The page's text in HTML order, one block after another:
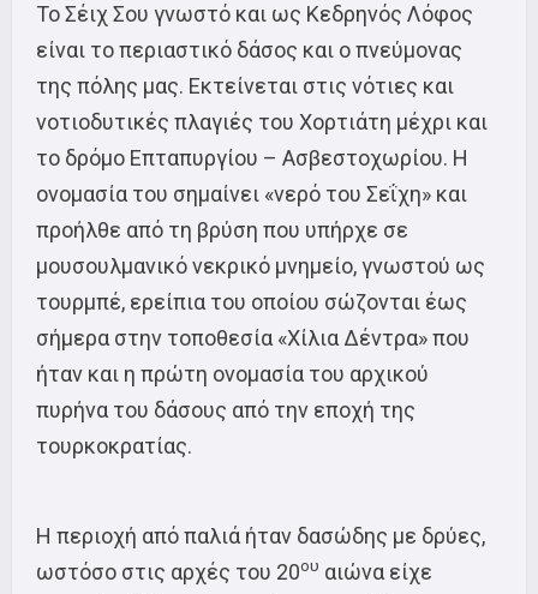
Το Σέιχ Σου γνωστό και ως Κεδρηνός Λόφος
είναι το περιαστικό δάσος και ο πνεύμονας
της πόλης μας. Εκτείνεται στις νότιες και
νοτιοδυτικές πλαγιές του Χορτιάτη μέχρι και
το δρόμο Επταπυργίου – Ασβεστοχωρίου. Η
ονομασία του σημαίνει «νερό του Σεΐχη» και
προήλθε από τη βρύση που υπήρχε σε
μουσουλμανικό νεκρικό μνημείο, γνωστού ως
τουρμπέ, ερείπια του οποίου σώζονται έως
σήμερα στην τοποθεσία «Χίλια Δέντρα» που
ήταν και η πρώτη ονομασία του αρχικού
πυρήνα του δάσους από την εποχή της
τουρκοκρατίας.
Η περιοχή από παλιά ήταν δασώδης με δρύες,
ωστόσο στις αρχές του 20ου αιώνα είχε